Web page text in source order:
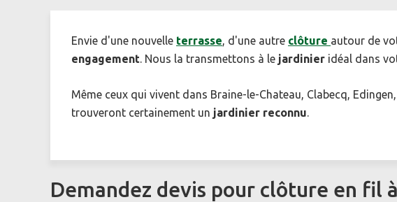
Envie d'une nouvelle terrasse, d'une autre clôture autour de
engagement. Nous la transmettons à le jardinier idéal dans
Même ceux qui vivent dans Braine-le-Chateau, Clabecq,
trouveront certainement un jardinier reconnu.
Demandez devis pour clôture en fil